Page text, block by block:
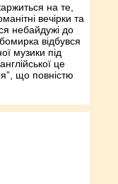
на те,
вечірки та
небайдужі до
відбувся
музики під
це
що повністю